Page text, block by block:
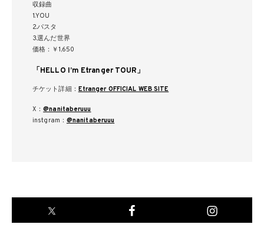
収録曲
1.YOU
2.パスタ
3.選んだ世界
価格：￥1,650
「HELLO I’m Etranger TOUR」
チケット詳細： Etranger OFFICIAL WEB SITE
X：@nanitaberuuu
instgram： @nanitaberuuu